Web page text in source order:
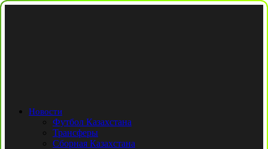
Новости
Футбол Казахстана
Трансферы
Сборная Казахстана